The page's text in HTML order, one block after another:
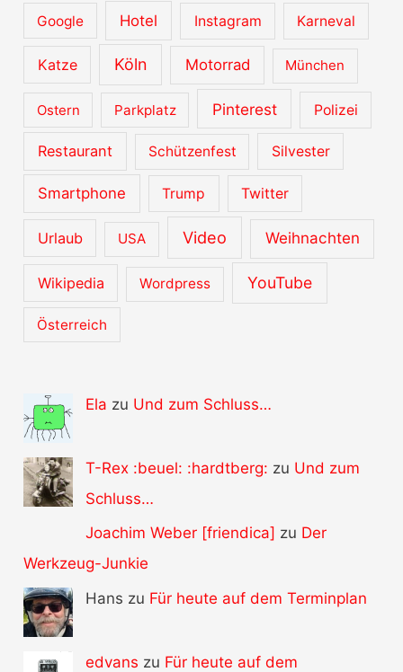
Google Hotel Instagram Karneval
Katze Köln Motorrad München
Ostern Parkplatz Pinterest Polizei
Restaurant Schützenfest Silvester
Smartphone Trump Twitter
Urlaub USA Video Weihnachten
Wikipedia Wordpress YouTube
Österreich
Ela zu Und zum Schluss…
T-Rex :beuel: :hardtberg: zu Und zum
Schluss…
Joachim Weber [friendica] zu Der
Werkzeug-Junkie
Hans zu Für heute auf dem Terminplan
edvans zu Für heute auf dem